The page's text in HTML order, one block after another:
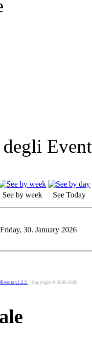
degli
See by week
See Today
Friday, 30. January 2026
v1.5.2 Copyright © 2006-2009